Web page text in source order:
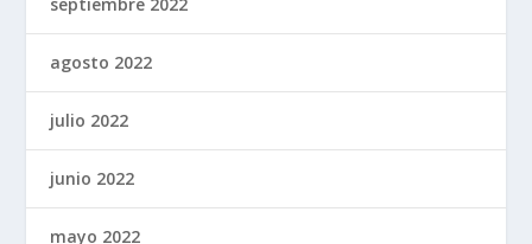
agosto 2022
julio 2022
junio 2022
mayo 2022